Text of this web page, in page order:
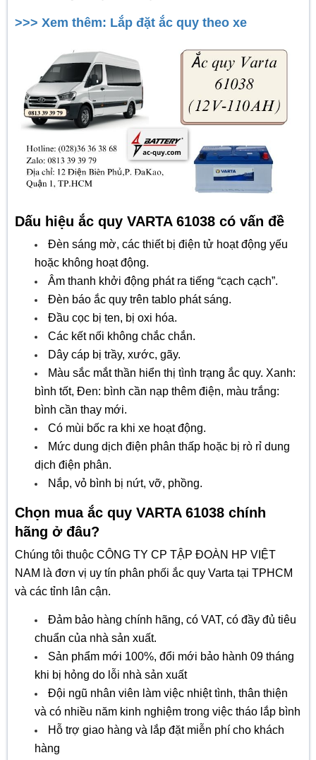
>>> Xem thêm: Lắp đặt ắc quy theo xe
Dấu hiệu ắc quy VARTA 61038 có vấn đề
Đèn sáng mờ, các thiết bị điện tử hoạt động yếu
hoặc không hoạt động.
Âm thanh khởi động phát ra tiếng “cạch cạch”.
Đèn báo ắc quy trên tablo phát sáng.
Đầu cọc bị ten, bị oxi hóa.
Các kết nối không chắc chắn.
Dây cáp bị trầy, xước, gãy.
Màu sắc mắt thần hiển thị tình trạng ắc quy. Xanh:
bình tốt, Đen: bình cần nạp thêm điện, màu trắng:
bình cần thay mới.
Có mùi bốc ra khi xe hoạt động.
Mức dung dịch điện phân thấp hoặc bị rò rỉ dung
dịch điện phân.
Nắp, vỏ bình bị nứt, vỡ, phồng.
Chọn mua ắc quy VARTA 61038 chính
hãng ở đâu?
Chúng tôi thuộc CÔNG TY CP TẬP ĐOÀN HP VIỆT
NAM là đơn vị uy tín phân phối ắc quy Varta tại TPHCM
và các tỉnh lân cận.
Đảm bảo hàng chính hãng, có VAT, có đầy đủ tiêu
chuẩn của nhà sản xuất.
Sản phẩm mới 100%, đổi mới bảo hành 09 tháng
khi bị hỏng do lỗi nhà sản xuất
Đội ngũ nhân viên làm việc nhiệt tình, thân thiện
và có nhiều năm kinh nghiệm trong việc tháo lắp bình
Hỗ trợ giao hàng và lắp đặt miễn phí cho khách
hàng